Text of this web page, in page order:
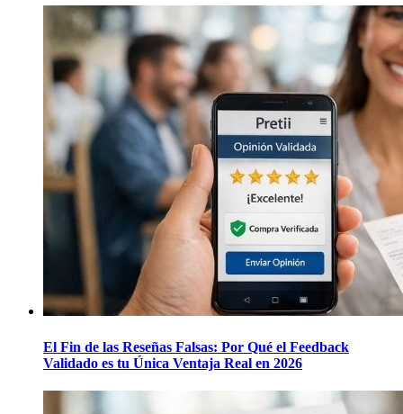
El Fin de las Reseñas Falsas: Por Qué el Feedback
Validado es tu Única Ventaja Real en 2026